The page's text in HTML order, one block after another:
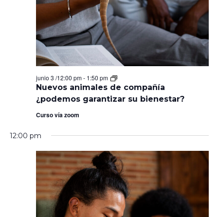
Nuevos animales de compañía
¿podemos garantizar su bienestar?
junio 3 /12:00 pm- 1:50 pm
Nuevos
animales
de
compañía
Curso vía zoom
12:00 pm